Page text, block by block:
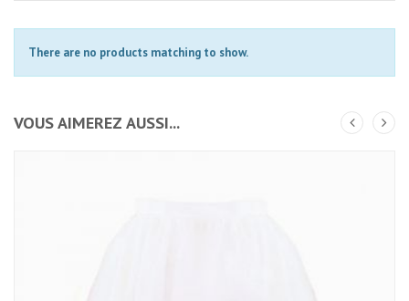
There are no products matching to show.
VOUS AIMEREZ AUSSI...